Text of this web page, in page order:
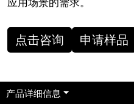
应用场景的需求。
点击咨询 申请样品
产品详细信息